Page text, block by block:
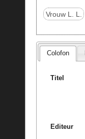
Vrouw L. L.
Colofon
Titel
Editeur